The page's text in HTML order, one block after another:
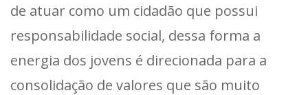
de atuar como um cidadão que possui
responsabilidade social, dessa forma a
energia dos jovens é direcionada para a
consolidação de valores que são muito